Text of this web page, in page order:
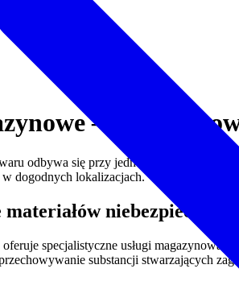
–
odbywa się przy jednoczesnej kontroli
dogodnych lokalizacjach.
specjalistyczne usługi
substancji stwarzających